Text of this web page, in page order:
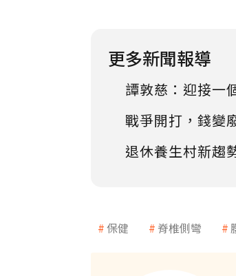
更多新聞報導
譚敦慈：迎接一
戰爭開打，錢變
退休養生村新趨
保健 脊椎側彎